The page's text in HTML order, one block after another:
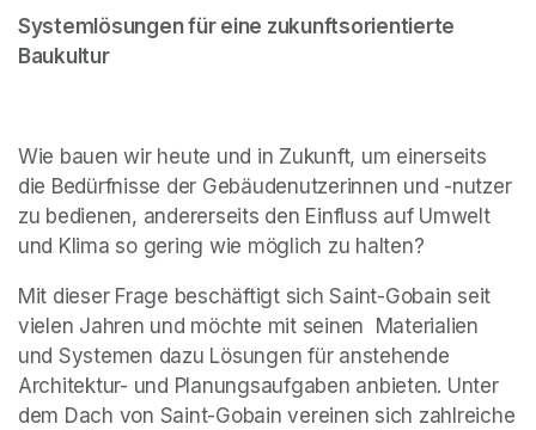
Systemlösungen für eine zukunftsorientierte
Baukultur
Wie bauen wir heute und in Zukunft, um einerseits
die Bedürfnisse der Gebäudenutzerinnen und -nutzer
zu bedienen, andererseits den Einfluss auf Umwelt
und Klima so gering wie möglich zu halten?
Mit dieser Frage beschäftigt sich Saint-Gobain seit
vielen Jahren und möchte mit seinen  Materialien
und Systemen dazu Lösungen für anstehende
Architektur- und Planungsaufgaben anbieten. Unter
dem Dach von Saint-Gobain vereinen sich zahlreiche